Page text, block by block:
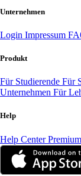
Unternehmen
Login Impressum
Produkt
Für Studierende Für
Unternehmen Für
Help
Help Center